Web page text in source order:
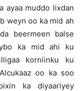
ayaa muddo lixdan
weyn oo ka mid ah
beermeen balse
ka mid ahi ku
korniinku ku
oo ka soo
ka diyaariyey